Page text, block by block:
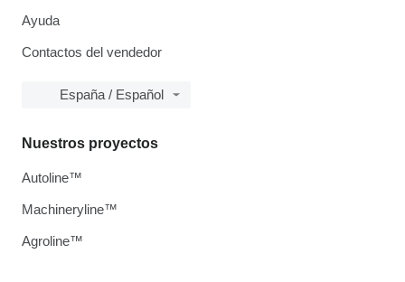
Ayuda
Contactos del vendedor
España / Español
Nuestros proyectos
Autoline™
Machineryline™
Agroline™